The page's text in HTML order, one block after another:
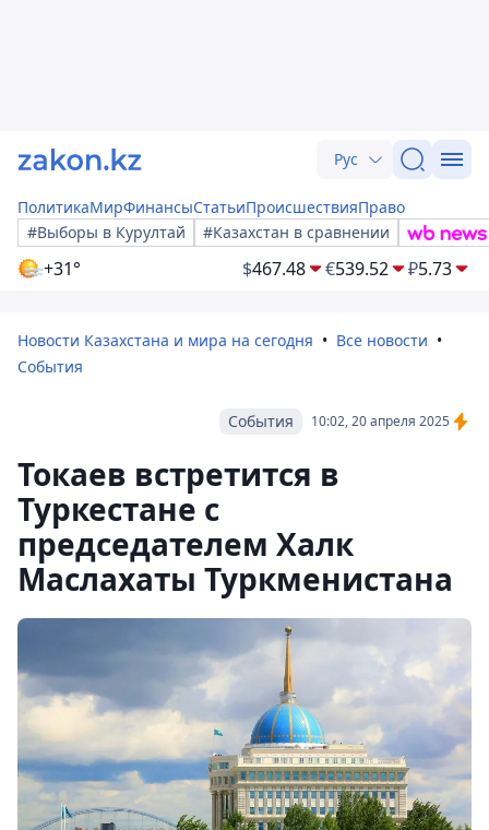
Рус
ПолитикаМирФинансыСтатьиПроисшествияПраво
#Выборы в Курултай
#Казахстан в сравнении
+31° $467.48 €539.52 ₽5.73
Новости Казахстана и мира на сегодня
Все новости
События
10:02, 20 апреля 2025
События
Токаев встретится в
Туркестане с
председателем Халк
Маслахаты Туркменистана